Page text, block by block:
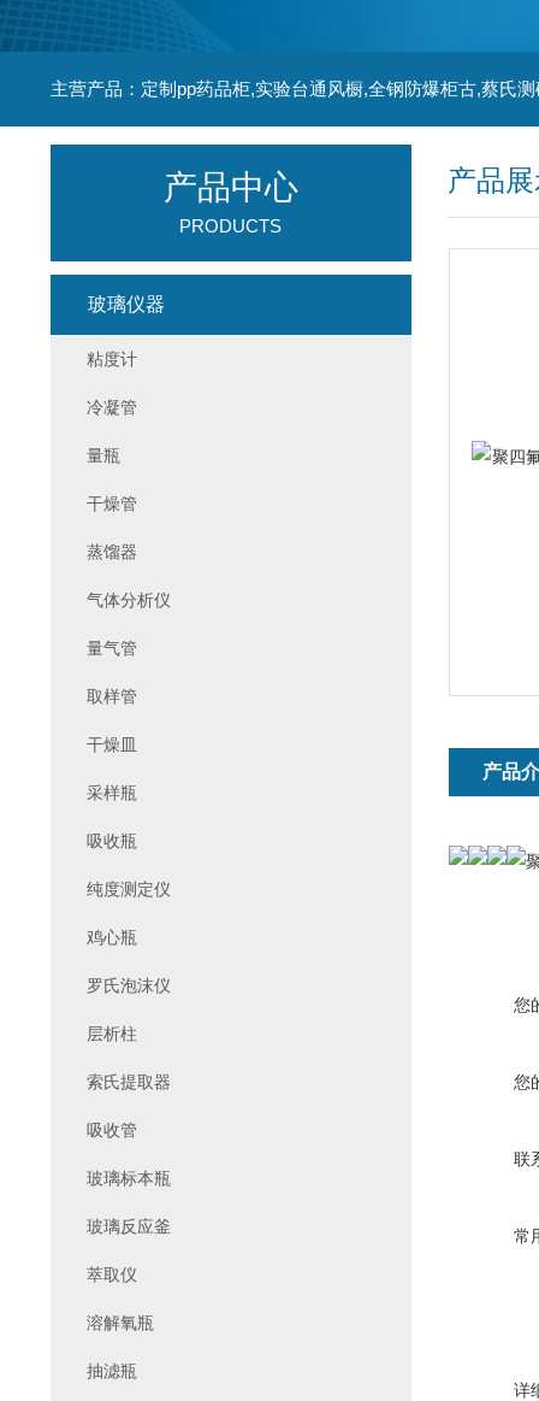
主营产品：定制pp药品柜,实验台通风橱,全钢防爆柜古,蔡氏
产品
产品
您
您
联
常
详
产品中心
PRODUCTS
玻璃仪器
粘度计
冷凝管
量瓶
干燥管
蒸馏器
气体分析仪
量气管
取样管
干燥皿
采样瓶
吸收瓶
纯度测定仪
鸡心瓶
罗氏泡沫仪
层析柱
索氏提取器
吸收管
玻璃标本瓶
玻璃反应釜
萃取仪
溶解氧瓶
抽滤瓶